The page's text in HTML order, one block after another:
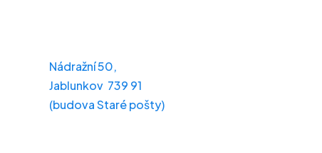
Nádražní 50,
Jablunkov 739 91
(budova Staré pošty)